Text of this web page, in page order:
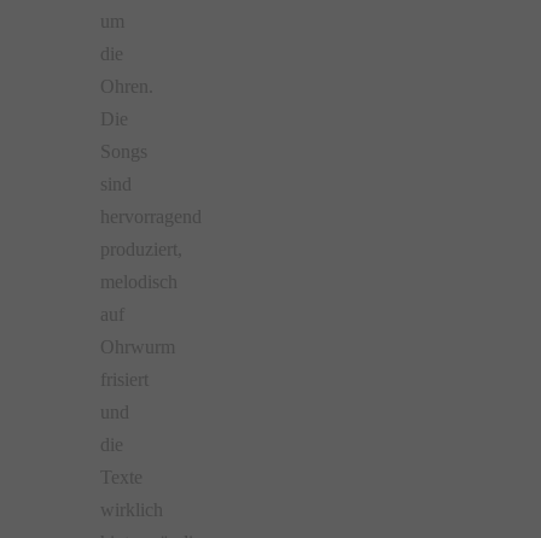
um
die
Ohren.
Die
Songs
sind
hervorragend
produziert,
melodisch
auf
Ohrwurm
frisiert
und
die
Texte
wirklich